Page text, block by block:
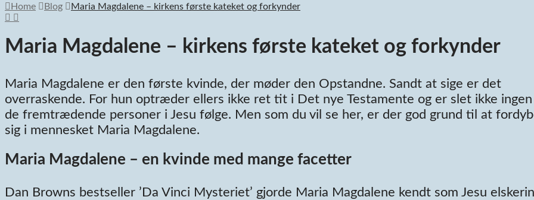
Home Blog Maria Magdalene – kirkens første kateket og forkynder
Maria Magdalene – kirkens første kateket og forkynder
Maria Magdalene er den første kvinde, der møder den Opstandne. Sandt at sige er det
overraskende. For hun optræder ellers ikke ret tit i Det nye Testamente og er slet ikke
de fremtrædende personer i Jesu følge. Men som du vil se her, er der god grund til at
sig i mennesket Maria Magdalene.
Maria Magdalene – en kvinde med mange facetter
Dan Browns bestseller ’Da Vinci Mysteriet’ gjorde Maria Magdalene kendt som Jesu